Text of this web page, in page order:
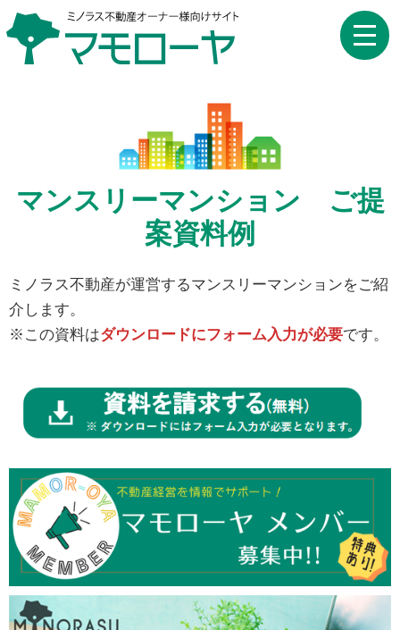
toggle
マンスリーマンション ご提
案資料例
ミノラス不動産が運営するマンスリーマンションをご紹
介します。
※この資料はダウンロードにフォーム入力が必要です。